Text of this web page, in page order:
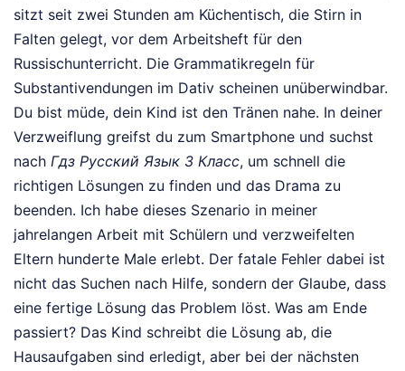
sitzt seit zwei Stunden am Küchentisch, die Stirn in
Falten gelegt, vor dem Arbeitsheft für den
Russischunterricht. Die Grammatikregeln für
Substantivendungen im Dativ scheinen unüberwindbar.
Du bist müde, dein Kind ist den Tränen nahe. In deiner
Verzweiflung greifst du zum Smartphone und suchst
nach Гдз Русский Язык 3 Класс, um schnell die
richtigen Lösungen zu finden und das Drama zu
beenden. Ich habe dieses Szenario in meiner
jahrelangen Arbeit mit Schülern und verzweifelten
Eltern hunderte Male erlebt. Der fatale Fehler dabei ist
nicht das Suchen nach Hilfe, sondern der Glaube, dass
eine fertige Lösung das Problem löst. Was am Ende
passiert? Das Kind schreibt die Lösung ab, die
Hausaufgaben sind erledigt, aber bei der nächsten